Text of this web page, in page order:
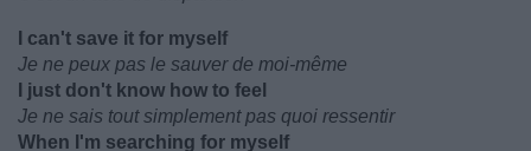
I can't save it for myself
Je ne peux pas le sauver de moi-même
I just don't know how to feel
Je ne sais tout simplement pas quoi ressentir
When I'm searching for myself